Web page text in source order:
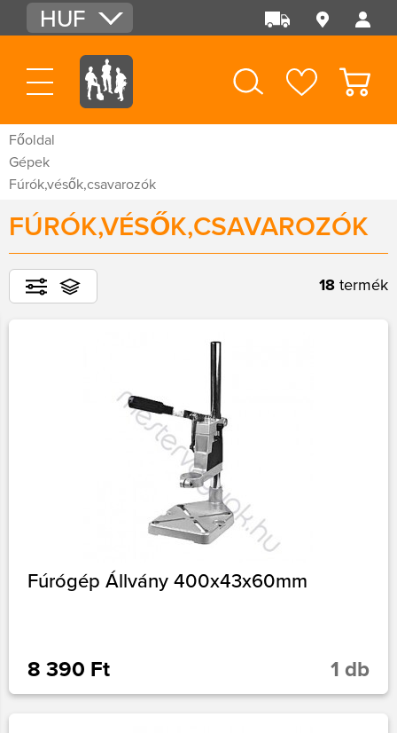
HUF
EUR
USD
Főoldal
Gépek
Fúrók,vésők,csavarozók
FÚRÓK,VÉSŐK,CSAVAROZÓK
18 termék
Fúrógép Állvány 400x43x60mm
8 390 Ft 1 db